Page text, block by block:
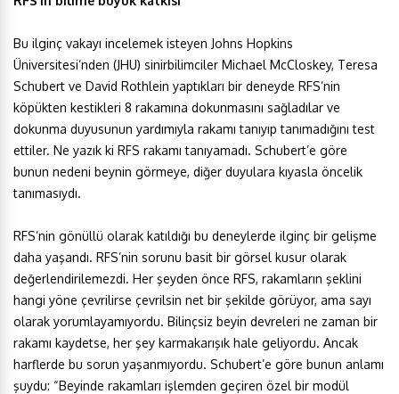
Bu ilginç vakayı incelemek isteyen Johns Hopkins
Üniversitesi’nden (JHU) sinirbilimciler Michael McCloskey, Teresa
Schubert ve David Rothlein yaptıkları bir deneyde RFS’nin
köpükten kestikleri 8 rakamına dokunmasını sağladılar ve
dokunma duyusunun yardımıyla rakamı tanıyıp tanımadığını test
ettiler. Ne yazık ki RFS rakamı tanıyamadı. Schubert’e göre
bunun nedeni beynin görmeye, diğer duyulara kıyasla öncelik
tanımasıydı.
RFS’nin gönüllü olarak katıldığı bu deneylerde ilginç bir gelişme
daha yaşandı. RFS’nin sorunu basit bir görsel kusur olarak
değerlendirilemezdi. Her şeyden önce RFS, rakamların şeklini
hangi yöne çevrilirse çevrilsin net bir şekilde görüyor, ama sayı
olarak yorumlayamıyordu. Bilinçsiz beyin devreleri ne zaman bir
rakamı kaydetse, her şey karmakarışık hale geliyordu. Ancak
harflerde bu sorun yaşanmıyordu. Schubert’e göre bunun anlamı
şuydu: “Beyinde rakamları işlemden geçiren özel bir modül